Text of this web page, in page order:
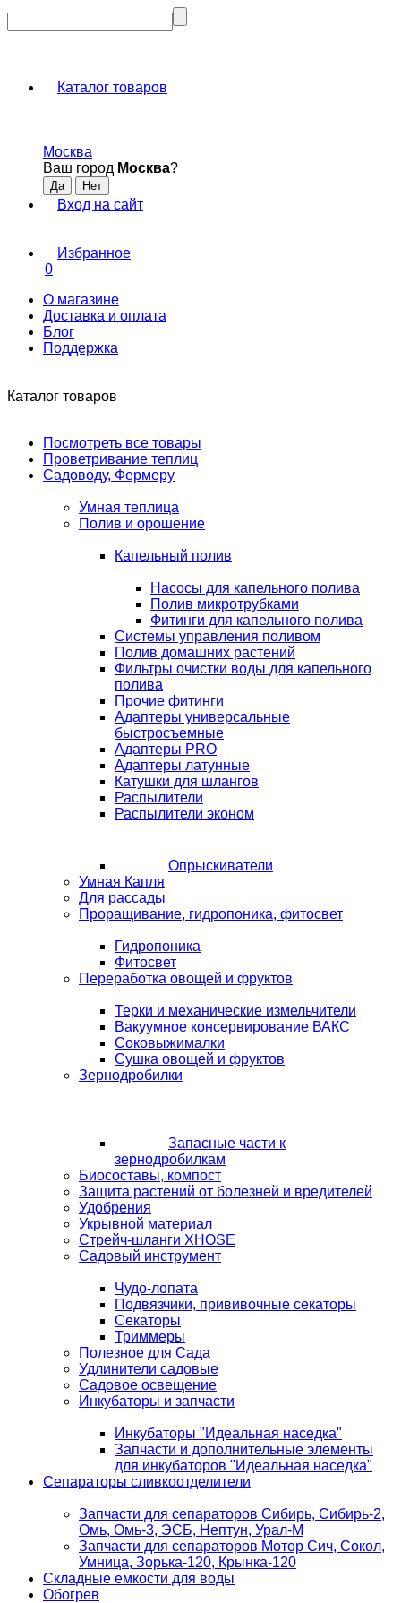
Каталог товаров
Москва
Ваш город Москва?
Вход на сайт
Избранное
0
О магазине
Доставка и оплата
Блог
Поддержка
Каталог товаров
Посмотреть все товары
Проветривание теплиц
Садоводу, Фермеру
Умная теплица
Полив и орошение
Капельный полив
Насосы для капельного полива
Полив микротрубками
Фитинги для капельного полива
Системы управления поливом
Полив домашних растений
Фильтры очистки воды для капельного
полива
Прочие фитинги
Адаптеры универсальные
быстросъемные
Адаптеры PRO
Адаптеры латунные
Катушки для шлангов
Распылители
Распылители эконом
Опрыскиватели
Умная Капля
Для рассады
Проращивание, гидропоника, фитосвет
Гидропоника
Фитосвет
Переработка овощей и фруктов
Терки и механические измельчители
Вакуумное консервирование ВАКС
Соковыжималки
Сушка овощей и фруктов
Зернодробилки
Запасные части к
зернодробилкам
Биосоставы, компост
Защита растений от болезней и вредителей
Удобрения
Укрывной материал
Стрейч-шланги XHOSE
Садовый инструмент
Чудо-лопата
Подвязчики, прививочные секаторы
Секаторы
Триммеры
Полезное для Сада
Удлинители садовые
Садовое освещение
Инкубаторы и запчасти
Инкубаторы "Идеальная наседка"
Запчасти и дополнительные элементы
для инкубаторов "Идеальная наседка"
Сепараторы сливкоотделители
Запчасти для сепараторов Сибирь, Сибирь-2,
Омь, Омь-3, ЭСБ, Нептун, Урал-М
Запчасти для сепараторов Мотор Сич, Сокол,
Умница, Зорька-120, Крынка-120
Складные емкости для воды
Обогрев